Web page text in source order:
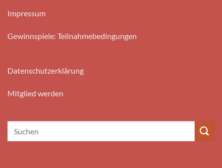
Impressum
Gewinnspiele: Teilnahmebedingungen
Datenschutzerklärung
Mitglied werden